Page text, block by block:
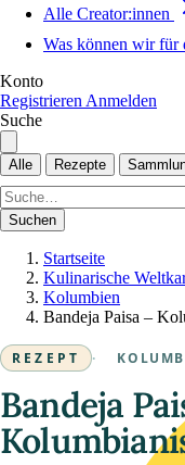
Alle Creator:innen
Was können wir für
Konto
Registrieren Anmelden
Suche
Alle Rezepte
Suchen
Startseite
Kulinarische
Kolumbien
Bandeja Paisa –
REZEPT ·
Bandeja